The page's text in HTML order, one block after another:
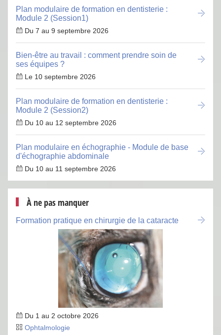
Plan modulaire de formation en dentisterie :
Module 2 (Session1)
Du 7 au 9 septembre 2026
Bien-être au travail : comment prendre soin de
ses équipes ?
Le 10 septembre 2026
Plan modulaire de formation en dentisterie :
Module 2 (Session2)
Du 10 au 12 septembre 2026
Plan modulaire en échographie - Module de base
d'échographie abdominale
Du 10 au 11 septembre 2026
À ne pas manquer
Formation pratique en chirurgie de la cataracte
Du 1 au 2 octobre 2026
Ophtalmologie